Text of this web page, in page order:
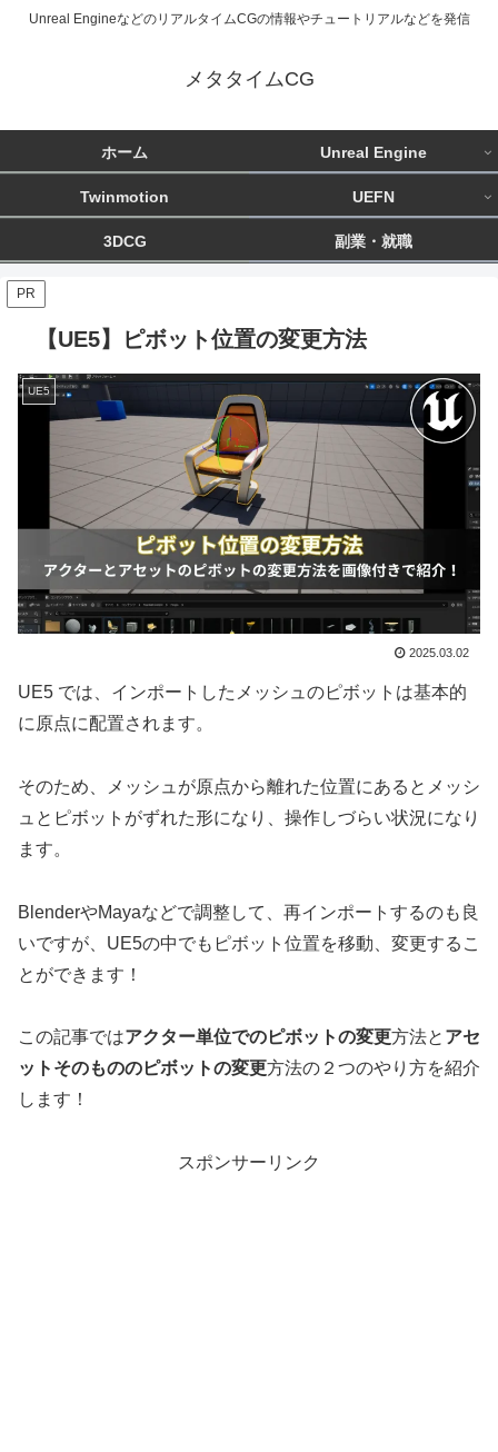
Unreal EngineなどのリアルタイムCGの情報やチュートリアルなどを発信
メタタイムCG
ホーム Unreal Engine
Twinmotion UEFN
3DCG 副業・就職
PR
【UE5】ピボット位置の変更方法
UE5
2025.03.02
UE5 では、インポートしたメッシュのピボットは基本的
に原点に配置されます。
そのため、メッシュが原点から離れた位置にあるとメッシ
ュとピボットがずれた形になり、操作しづらい状況になり
ます。
BlenderやMayaなどで調整して、再インポートするのも良
いですが、UE5の中でもピボット位置を移動、変更するこ
とができます！
この記事ではアクター単位でのピボットの変更方法と アセ
ットそのもののピボットの変更方法の２つのやり方を紹介
します！
スポンサーリンク